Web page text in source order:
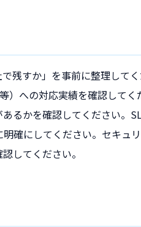
残すか」を事前に整理して
）への対応実績を確認して
るかを確認してください。
確にしてください。セキュ
してください。